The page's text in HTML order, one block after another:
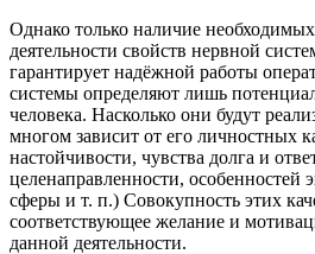
Однако только наличие
деятельности свойств нервной
гарантирует надёжной работы
системы определяют лишь
человека. Насколько они будут
многом зависит от его личностных
настойчивости, чувства долга и
целенаправленности, особенностей
сферы и т. п.) Совокупность этих
соответствующее желание и
данной деятельности.